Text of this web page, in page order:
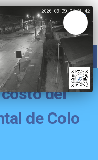
DEPORTES
del
de Colo